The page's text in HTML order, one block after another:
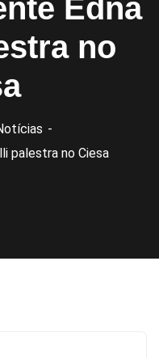
Edna
no
palestra no Ciesa